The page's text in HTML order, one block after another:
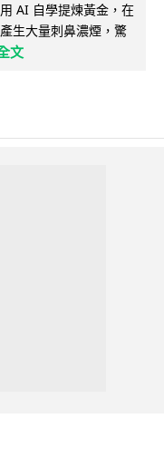
AI 自學提煉黃金，在
生大量刺鼻濃煙，驚
文